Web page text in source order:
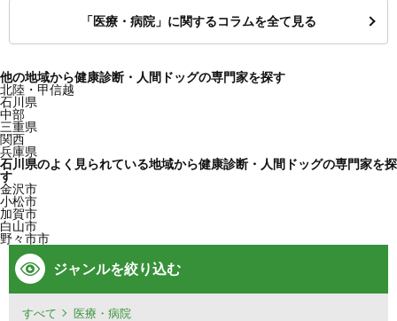
「医療・病院」に関するコラムを全て見る
他の地域から健康診断・人間ドッグの専門家を探す
北陸・甲信越
石川県
中部
三重県
関西
兵庫県
石川県のよく見られている地域から健康診断・人間ドッグの専門家を探
す
金沢市
小松市
加賀市
白山市
野々市市
ジャンルを絞り込む
すべて 医療・病院